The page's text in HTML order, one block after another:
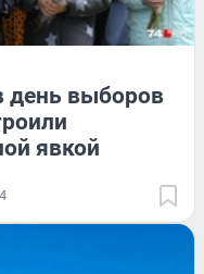
день выборов
явкой